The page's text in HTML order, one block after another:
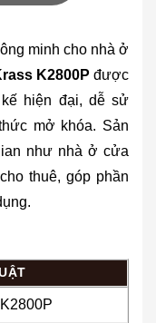
minh cho nhà ở
K2800P được
hiện đại, dễ sử
mở khóa. Sản
như nhà ở cửa
thuê, góp phần